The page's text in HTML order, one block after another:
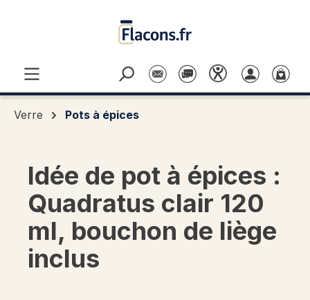
Verre Pots à épices
Idée de pot à épices :
Quadratus clair 120
ml, bouchon de liège
inclus